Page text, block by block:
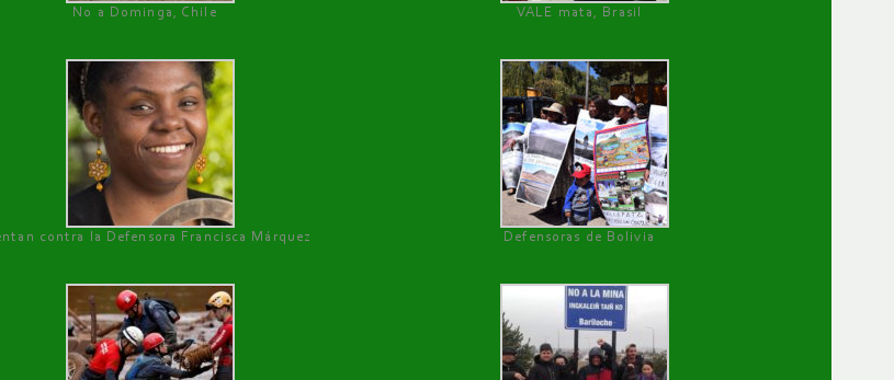
No a Dominga, Chile
VALE mata, Brasil
contra la Defensora Francisca Márquez Defensoras de Bolivia